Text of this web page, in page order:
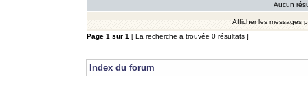
Aucun
Afficher les messages
Page 1 sur 1 [ La recherche a trouvée 0 résultats ]
Index du forum